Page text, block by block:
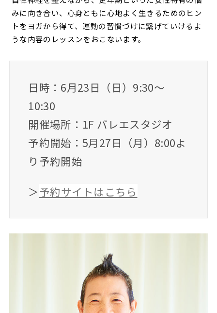
みに向き合い、心身ともに心地よく生きるためのヒン
トをヨガから得て、運動の習慣づけに繋げていけるよ
うな内容のレッスンをおこないます。
日時：6月23日（日）9:30～
10:30
開催場所：1F バレエスタジオ
予約開始：5月27日（月）8:00よ
り予約開始
＞予約サイトはこちら